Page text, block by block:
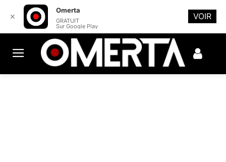
✕
Omerta
GRATUIT
Sur Google Play
VOIR